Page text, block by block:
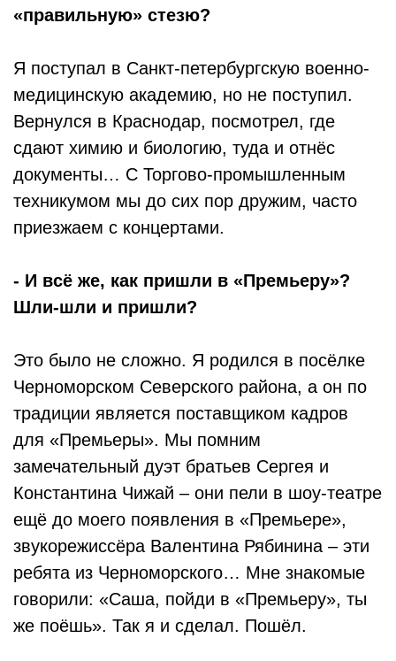
«правильную» стезю?
Я поступал в Санкт-петербургскую военно-
медицинскую академию, но не поступил.
Вернулся в Краснодар, посмотрел, где
сдают химию и биологию, туда и отнёс
документы… С Торгово-промышленным
техникумом мы до сих пор дружим, часто
приезжаем с концертами.
- И всё же, как пришли в «Премьеру»?
Шли-шли и пришли?
Это было не сложно. Я родился в посёлке
Черноморском Северского района, а он по
традиции является поставщиком кадров
для «Премьеры». Мы помним
замечательный дуэт братьев Сергея и
Константина Чижай – они пели в шоу-театре
ещё до моего появления в «Премьере»,
звукорежиссёра Валентина Рябинина – эти
ребята из Черноморского… Мне знакомые
говорили: «Саша, пойди в «Премьеру», ты
же поёшь». Так я и сделал. Пошёл.